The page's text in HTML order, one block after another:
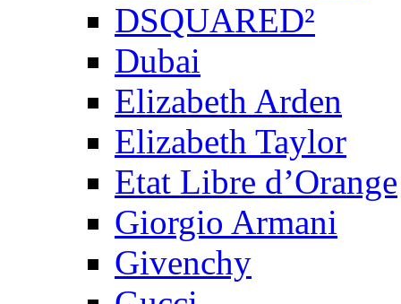
DSQUARED²
Dubai
Elizabeth Arden
Elizabeth Taylor
Etat Libre d’Orange
Giorgio Armani
Givenchy